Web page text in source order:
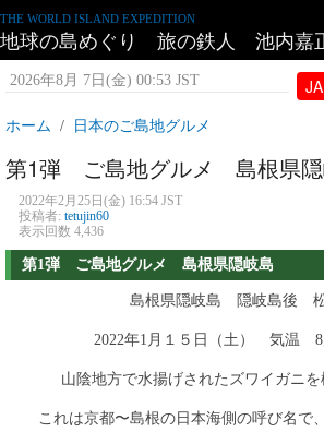
THE WORLD ISLAND EXPEDITION
地球の島めぐり 旅の鉄人 池内嘉
2026年8月 7日(金) 00:53 JST
ホーム 日本のご島地グルメ
第1弾 ご島地グルメ 島根県隠
2022年2月25日(金) 16:54 JST
投稿者: tetujin60
表示回数 4,436
第1弾 ご島地グルメ 島根県隠岐島
島根県隠岐島 隠岐島後
2022年1月１５日（土） 気温
山陰地方で水揚げされたズワイガニを
これは京都〜島根の日本海側の呼び名で